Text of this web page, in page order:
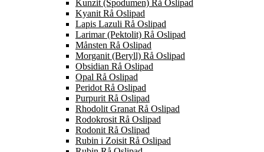
Kunzit (Spodumen) Rå Oslipad
Kyanit Rå Oslipad
Lapis Lazuli Rå Oslipad
Larimar (Pektolit) Rå Oslipad
Månsten Rå Oslipad
Morganit (Beryll) Rå Oslipad
Obsidian Rå Oslipad
Opal Rå Oslipad
Peridot Rå Oslipad
Purpurit Rå Oslipad
Rhodolit Granat Rå Oslipad
Rodokrosit Rå Oslipad
Rodonit Rå Oslipad
Rubin i Zoisit Rå Oslipad